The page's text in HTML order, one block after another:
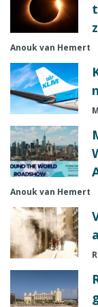
Anouk van Hemert
Anouk van Hemert